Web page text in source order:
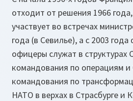
отходит от решения 1966
участвует во встречах
года (в Севилье), а с 2003
офицеры служат в структурах
командования по операциям и
командования по
НАТО в верхах в Страсбурге и